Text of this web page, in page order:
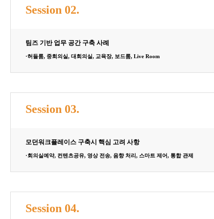
Session 02.
팀즈 기반 업무 공간 구축 사례​
·허들룸, 중회의실, 대회의실, 교육장, 보드룸, Live Room​
Session 03.
모던워크플레이스 구축시 핵심 고려 사항
·회의실예약, 컨텐츠공유, 영상 전송, 음향 처리, 스마트 제어, 통합 관제​ ​
Session 04.